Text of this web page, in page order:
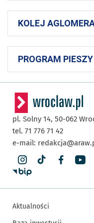
KOLEJ
PROGRAM PIESZY
pl. Solny 14, 50-062
tel. 71 776 71 42
e-mail:
Aktualności